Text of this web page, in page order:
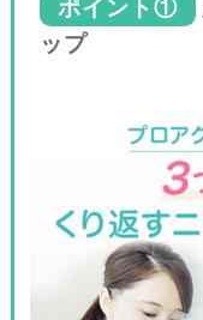
ポイント①
ップ